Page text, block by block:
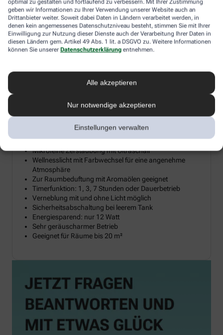
optimal zu gestalten und fortlaufend zu verbessern. Mit Ihrer Zustimmung
geben wir Informationen zu Ihrer Verwendung unserer Website auch an
Drittanbieter weiter. Soweit dabei Daten in Ländern verarbeitet werden, in
denen kein angemessenes Datenschutzniveau besteht, stimmen Sie mit Ihrer
Einwilligung zur Nutzung dieser Dienste auch der Verarbeitung Ihrer Daten in
diesen Ländern gem. Artikel 49 Abs. 1 lit. a DSGVO zu. Weitere Informationen
können Sie unserer Datenschutzerklärung entnehmen.
Alle akzeptieren
Nur notwendige akzeptieren
Einstellungen verwalten
Diesen Herbst verlosen wir 15 hochwertige Diffusoren für
ätherische Öle, damit Sie sich zuhause Ihre persönliche
Wohlfühloase erschaffen können. Ein Diffusor verwandelt
ätherische Öle in eine sanfte Duftwolke, die Reizhusten lindert, die
Raumluft befeuchtet und so gerade im Winter trockener
mit etwas Glück die wohltuende Kraft der Aromen und Öle direkt
Timerfunktion bis 20 m²
Mikrofeine Zerstäubung mit Ultraschall
Wellnesslicht mit Farbwechsel für eine angenehme
Atmosphäre
Zur Raumbeduftung mit Aromaölen geeignet
Timerfunktion: 1, 3, 7 Stunden oder Dauerbetrieb
Verneblung mit und ohne Licht möglich
Sicherheitsabschaltung bei leerem Tank
Energiesparend: nur 12 Watt
Sehr geräuscharmer Betrieb
Geeignet für Räume bis 20 m²